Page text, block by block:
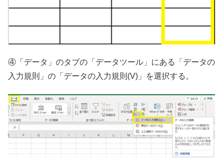
④「データ」のタブの「データツール」にある「データの
入力規則」の「データの入力規則(V)」を選択する。